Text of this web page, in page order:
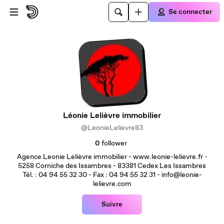
Passer au contenu principal
Se connecter
Léonie Lelièvre immobilier
@LeonieLelievre83
0 follower
Agence Leonie Lelièvre immobilier - www.leonie-lelievre.fr -
5258 Corniche des Issambres - 83381 Cedex Les Issambres
Tél. : 04 94 55 32 30 - Fax : 04 94 55 32 31 - info@leonie-
lelievre.com
Suivre